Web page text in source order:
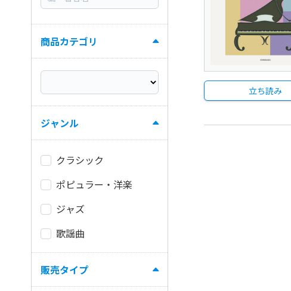
立ち読み
商品カテゴリ
ジャンル
クラシック
ポピュラー・洋楽
ジャズ
歌謡曲
販売タイプ